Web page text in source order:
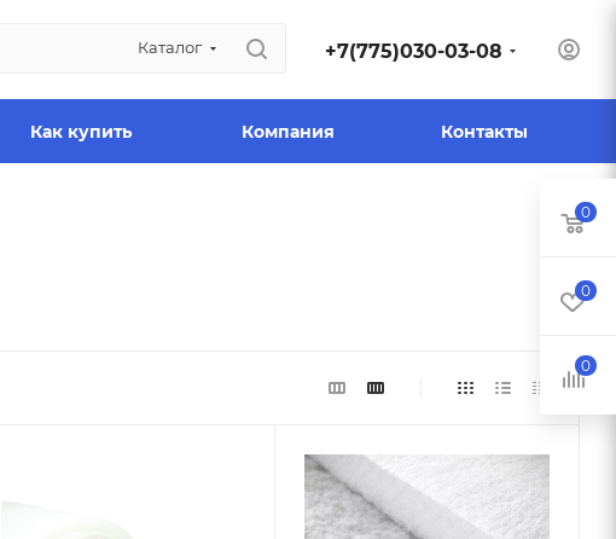
Каталог +7(775)030-03-08
Как купить Компания Контакты
0
0
0